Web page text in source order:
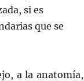
si es
que se
a la anatomía,